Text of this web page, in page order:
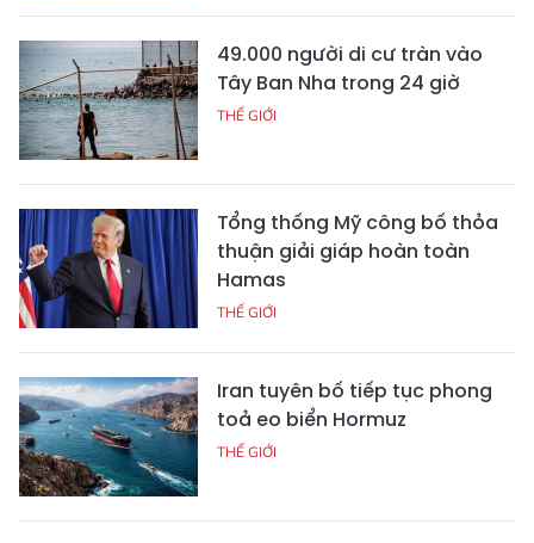
49.000 người di cư tràn vào
Tây Ban Nha trong 24 giờ
THẾ GIỚI
Tổng thống Mỹ công bố thỏa
thuận giải giáp hoàn toàn
Hamas
THẾ GIỚI
Iran tuyên bố tiếp tục phong
toả eo biển Hormuz
THẾ GIỚI